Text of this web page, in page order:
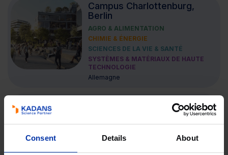
Consent Details About
AGRO & ALIMENTATION
CHIMIE & ÉNERGIE
SCIENCES DE LA VIE & SANTÉ
SYSTÈMES & MATÉRIAUX DE HAUTE
TECHNOLOGIE
Allemagne
Campus Charlottenburg,
Berlin
SCIENCES DE LA VIE & SANTÉ
Biotech Campus Mainz,